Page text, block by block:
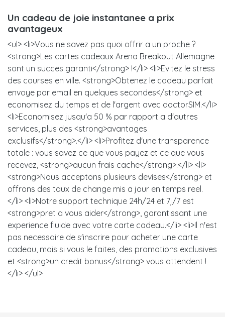
Un cadeau de joie instantanee a prix
avantageux
<ul> <li>Vous ne savez pas quoi offrir a un proche ?
<strong>Les cartes cadeaux Arena Breakout Allemagne
sont un succes garanti</strong> !</li> <li>Evitez le stress
des courses en ville. <strong>Obtenez le cadeau parfait
envoye par email en quelques secondes</strong> et
economisez du temps et de l'argent avec doctorSIM.</li>
<li>Economisez jusqu'a 50 % par rapport a d'autres
services, plus des <strong>avantages
exclusifs</strong>.</li> <li>Profitez d'une transparence
totale : vous savez ce que vous payez et ce que vous
recevez, <strong>aucun frais cache</strong>.</li> <li>
<strong>Nous acceptons plusieurs devises</strong> et
offrons des taux de change mis a jour en temps reel.
</li> <li>Notre support technique 24h/24 et 7j/7 est
<strong>pret a vous aider</strong>, garantissant une
experience fluide avec votre carte cadeau.</li> <li>Il n'est
pas necessaire de s'inscrire pour acheter une carte
cadeau, mais si vous le faites, des promotions exclusives
et <strong>un credit bonus</strong> vous attendent !
</li> </ul>